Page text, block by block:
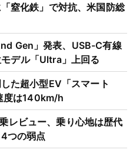
窒化鉄」で対抗、米国防総
Gen」発表、USB-C有線
デル「Ultra」上回る
た超小型EV「スマート
度は140km/h
レビュー、乗り心地は歴代
つの弱点